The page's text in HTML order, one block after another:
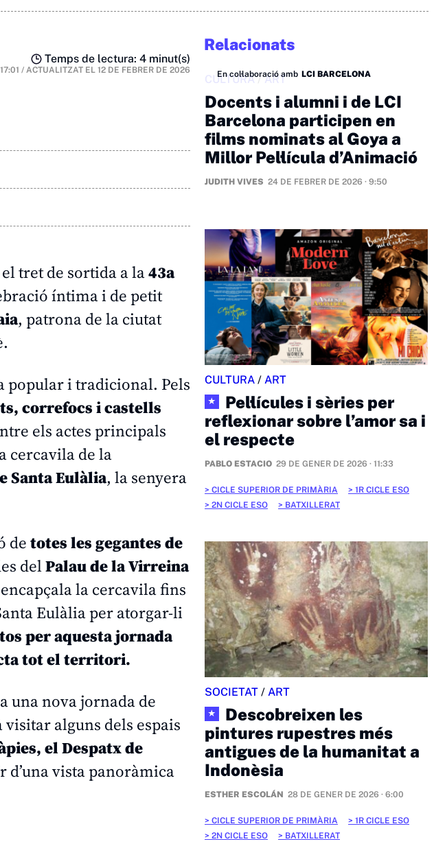
Temps de lectura: 4 minut(s)
/ ACTUALITZAT EL 12 DE FEBRER DE 2026
tret de sortida a la43a
íntima i de petit
, patrona de la ciutat
popular i tradicional. Pels
correfocs i castells
els actes principals
cercavila de la
Santa Eulàlia, la senyera
detotes les gegantes de
delPalau de la Virreina
la cercavila fins
Eulàlia per atorgar-li
per aquesta jornada
tot el territori.
una nova jornada de
visitar alguns dels espais
el Despatx de
d’una vista panoràmica
Relacionats
En col·laboració amb LCI BARCELONA
CULTURA/ART
Docents i alumni i de LCI
Barcelona participen en
films nominats al Goya a
Millor Pel·lícula d’Animació
JUDITH VIVES 24 DE FEBRER DE 2026 · 9:50
CULTURA / ART
★
Pel·lícules i sèries per
reflexionar sobre l’amor sa i
el respecte
PABLO ESTACIO 29 DE GENER DE 2026 · 11:33
CICLE SUPERIOR DE PRIMÀRIA
1R CICLE ESO
2N CICLE ESO
BATXILLERAT
SOCIETAT / ART
★
Descobreixen les
pintures rupestres més
antigues de la humanitat a
Indonèsia
ESTHER ESCOLÁN 28 DE GENER DE 2026 · 6:00
CICLE SUPERIOR DE PRIMÀRIA
1R CICLE ESO
2N CICLE ESO
BATXILLERAT